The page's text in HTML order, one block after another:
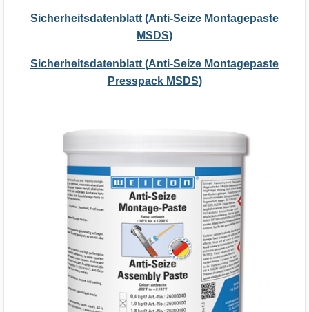
Sicherheitsdatenblatt (Anti-Seize Montagepaste
MSDS)
Sicherheitsdatenblatt (Anti-Seize Montagepaste
Presspack MSDS)